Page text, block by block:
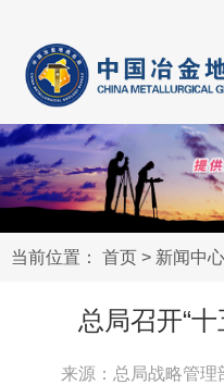
当前位置： 首页 > 新闻中心
总局召开“
来源：总局战略管